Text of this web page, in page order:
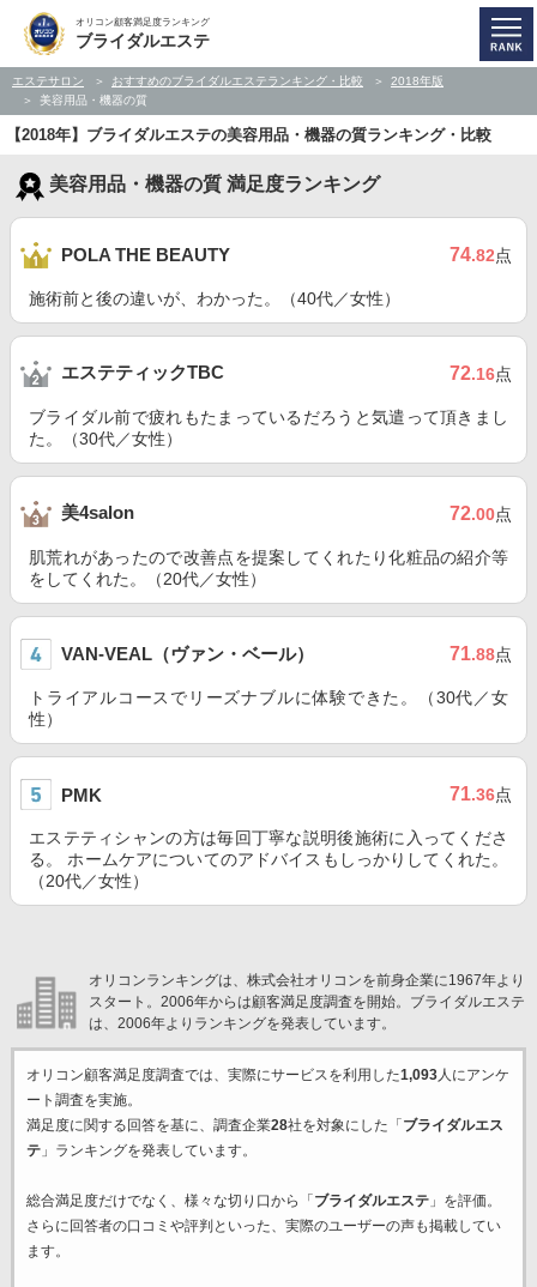
オリコン顧客満足度ランキング
ブライダルエステ
エステサロン おすすめのブライダルエステランキング・比較
2018年版
美容用品・機器の質
【2018年】ブライダルエステの美容用品・機器の質ランキング・比較
美容用品・機器の質 満足度ランキング
POLA THE BEAUTY 74.82点
施術前と後の違いが、わかった。（40代／女性）
エステティックTBC 72.16点
ブライダル前で疲れもたまっているだろうと気遣って頂きまし
た。（30代／女性）
美4salon 72.00点
肌荒れがあったので改善点を提案してくれたり化粧品の紹介等
をしてくれた。（20代／女性）
VAN-VEAL（ヴァン・ベール） 71.88点
トライアルコースでリーズナブルに体験できた。（30代／女
性）
PMK 71.36点
エステティシャンの方は毎回丁寧な説明後施術に入ってくださ
る。 ホームケアについてのアドバイスもしっかりしてくれた。
（20代／女性）
オリコンランキングは、株式会社オリコンを前身企業に1967年より
スタート。2006年からは顧客満足度調査を開始。ブライダルエステ
は、2006年よりランキングを発表しています。
オリコン顧客満足度調査では、実際にサービスを利用した1,093人にアンケ
ート調査を実施。
満足度に関する回答を基に、調査企業28社を対象にした「 ブライダルエス
テ」ランキングを発表しています。
総合満足度だけでなく、様々な切り口から「 ブライダルエステ」を評価。
さらに回答者の口コミや評判といった、実際のユーザーの声も掲載してい
ます。